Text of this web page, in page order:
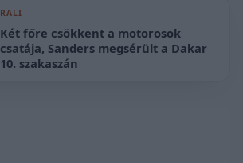
RALI
Két főre csökkent a motorosok
csatája, Sanders megsérült a Dakar
10. szakaszán